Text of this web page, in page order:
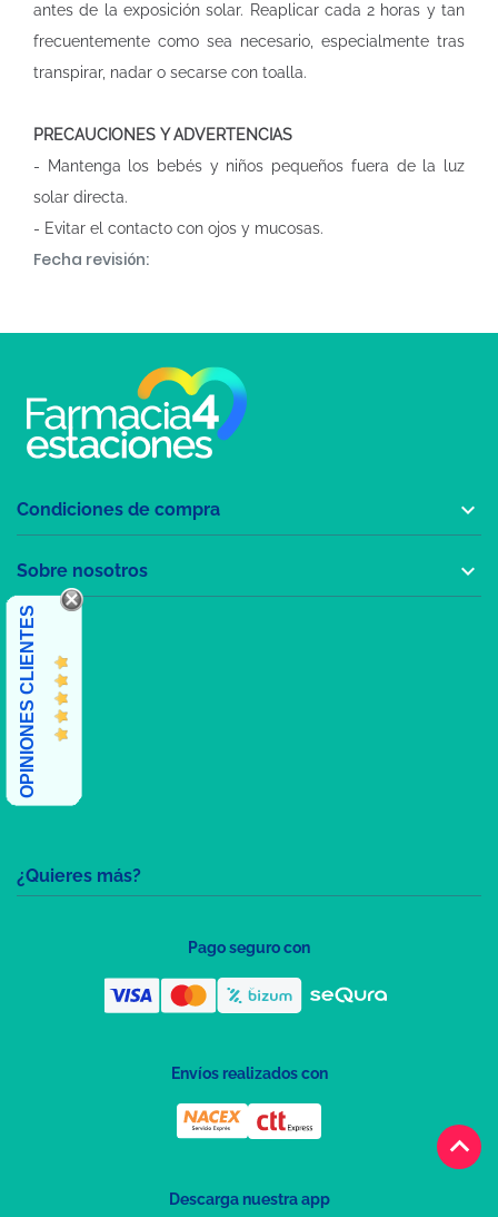
antes de la exposición solar. Reaplicar cada 2 horas y tan
frecuentemente como sea necesario, especialmente tras
transpirar, nadar o secarse con toalla.
PRECAUCIONES Y ADVERTENCIAS
- Mantenga los bebés y niños pequeños fuera de la luz
solar directa.
- Evitar el contacto con ojos y mucosas.
Fecha revisión:
keyboard_arrow_up
¿Quieres más?
Condiciones de compra 
Sobre nosotros 
OPINIONES CLIENTES
Pago seguro con
Envíos realizados con
Descarga nuestra app